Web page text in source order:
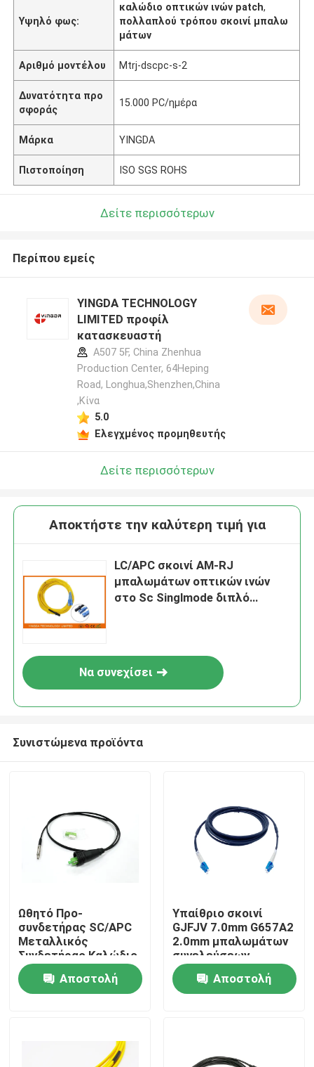
Σπίτι
Περίπου εμείς
Υψηλό φως:
καλώδιο οπτικών ινών patch,
πολλαπλού τρόπου σκοινί μπαλω
μάτων
Αριθμό μοντέλου Mtrj-dscpc-s-2
Δυνατότητα προ
σφοράς
15.000 PC/ημέρα
Μάρκα YINGDA
Πιστοποίηση ISO SGS ROHS
Δείτε περισσότερων
Περίπου εμείς
YINGDA TECHNOLOGY
LIMITED προφίλ
κατασκευαστή
A507 5F, China Zhenhua
Production Center, 64Heping
Road, Longhua,Shenzhen,China
,Κίνα
5.0
Ελεγχμένος προμηθευτής
Δείτε περισσότερων
Αποκτήστε την καλύτερη τιμή για
LC/APC σκοινί ΑΜ-RJ
μπαλωμάτων οπτικών ινών
στο Sc Singlmode διπλό
Να συνεχίσει
Συνιστώμενα προϊόντα
Ωθητό Προ-
συνδετήρας SC/APC
Μεταλλικός
Συνδετήρας Καλώδιο
Patch Οπτικών Ινών
Μαύρο Για Διέλευση
Μέσω Αγωγού Και
Αποστολή
Υπαίθριο σκοινί
GJFJV 7.0mm G657A2
2.0mm μπαλωμάτων
συνελεύσεων
οπτικών καλωδίων
FTTA LC διπλό
Αποστολή